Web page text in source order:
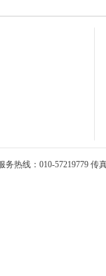
热线：010-57219779 传